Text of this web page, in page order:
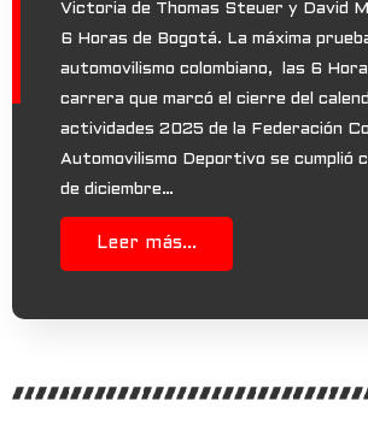
Victoria de Thomas Steuer y David
6 Horas de Bogotá. La máxima
automovilismo colombiano, las 6
carrera que marcó el cierre del
actividades 2025 de la Federación
Automovilismo Deportivo se cumplió
de diciembre…
Leer más...